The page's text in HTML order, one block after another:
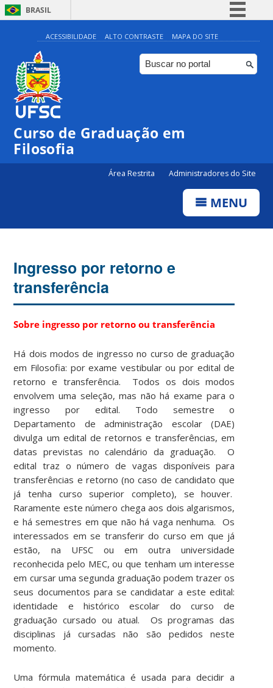
BRASIL
Simplifique!
Comunica BR
Participe
Canais
ACESSIBILIDADE ALTO CONTRASTE MAPA DO SITE
Curso de Graduação em
Filosofia
Área Restrita Administradores do Site
MENU
Ingresso por retorno e
transferência
Sobre ingresso por retorno ou transferência
Há dois modos de ingresso no curso de graduação
em Filosofia: por exame vestibular ou por edital de
retorno e transferência. Todos os dois modos
envolvem uma seleção, mas não há exame para o
ingresso por edital. Todo semestre o
Departamento de administração escolar (DAE)
divulga um edital de retornos e transferências, em
datas previstas no calendário da graduação. O
edital traz o número de vagas disponíveis para
transferências e retorno (no caso de candidato que
já tenha curso superior completo), se houver.
Raramente este número chega aos dois algarismos,
e há semestres em que não há vaga nenhuma. Os
interessados em se transferir do curso em que já
estão, na UFSC ou em outra universidade
reconhecida pelo MEC, ou que tenham um interesse
em cursar uma segunda graduação podem trazer os
seus documentos para se candidatar a este edital:
identidade e histórico escolar do curso de
graduação cursado ou atual. Os programas das
disciplinas já cursadas não são pedidos neste
momento.
Uma fórmula matemática é usada para decidir a